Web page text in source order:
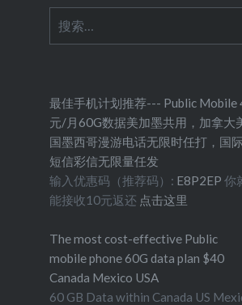
索：
最佳手机计划推荐--- Public Mobile
元/月60G数据美加墨共用，加拿大
国墨西哥漫游电话无限时任打，国
短信彩信无限量任发
输入优惠码（推荐码）: E8P2EP 你
能接收10元返还 点击这里
The most cost-effective Public
mobile phone 60G data plan $40
Canada Mexico USA
60 GB Data within Canada US